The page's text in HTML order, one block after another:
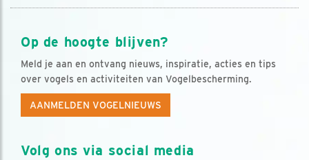
Op de hoogte blijven?
Meld je aan en ontvang nieuws, inspiratie, acties en tips
over vogels en activiteiten van Vogelbescherming.
AANMELDEN VOGELNIEUWS
Volg ons via social media